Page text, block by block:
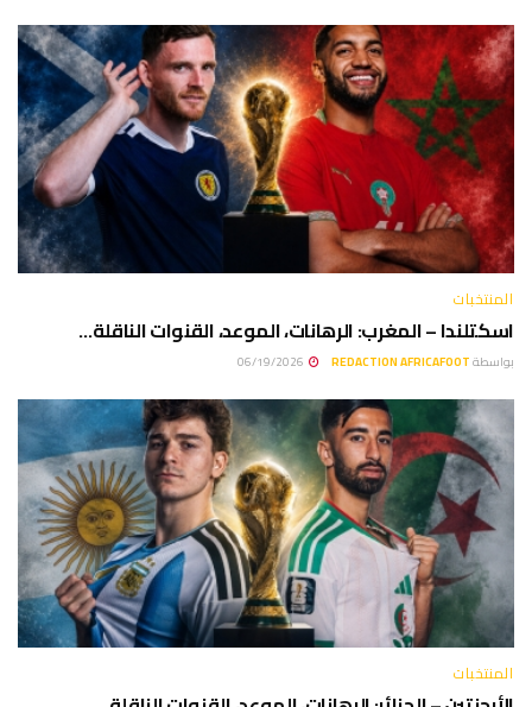
المنتخبات
اسكتلندا – المغرب: الرهانات، الموعد، القنوات الناقلة…
بواسطةREDACTION AFRICAFOOT
المنتخبات